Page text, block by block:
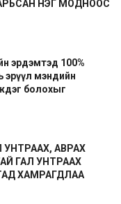
НЭГ МОДНООС
эрдэмтэд 100%
эрүүл мэндийн
болохыг
АВРАХ
ГАЛ УНТРААХ
ХАМРАГДЛАА